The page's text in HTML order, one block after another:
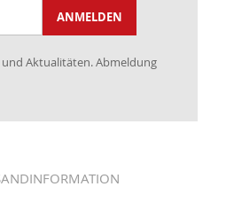
ANMELDEN
Aktualitäten. Abmeldung